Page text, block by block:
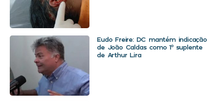
Eudo Freire: DC mantém indicação
de João Caldas como 1º suplente
de Arthur Lira